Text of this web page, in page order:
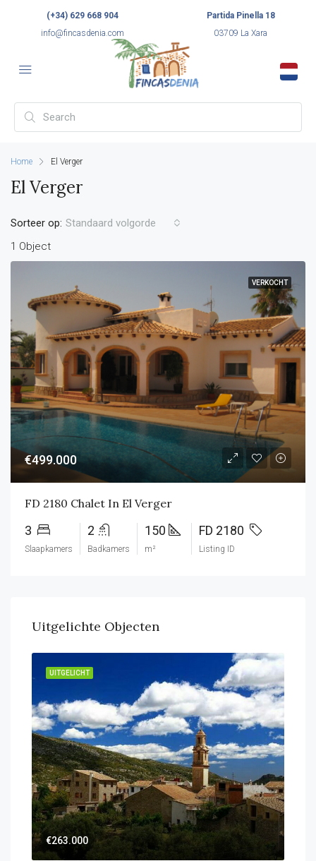
(+34) 629 668 904
info@fincasdenia.com
Partida Pinella 18
03709 La Xara
Home El Verger
El Verger
1 Object
Sorteer op: Standaard volgorde
VERKOCHT
€499.000
FD 2180 Chalet In El Verger
3
Slaapkamers
2
Badkamers
150
m²
FD 2180
Listing ID
Uitgelichte Objecten
UITGELICHT
€263.000